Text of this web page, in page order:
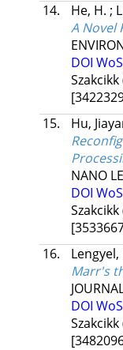
14.
He, H. ;
A Novel
DOI WoS
15.
Hu,
NANO
DOI WoS
16.
Lengyel,
Marr's
DOI WoS